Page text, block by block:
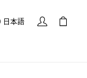
日本語